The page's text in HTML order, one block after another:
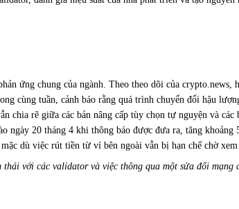
ứng chung của ngành. Theo theo dõi của crypto.news,
cùng tuần, cảnh báo rằng quá trình chuyển đổi hậu
rẽ giữa các bản nâng cấp tùy chọn tự nguyện và
20 tháng 4 khi thông báo được đưa ra, tăng
dù việc rút tiền từ ví bên ngoài vẫn bị hạn chế chờ
với các validator và việc thông qua một sửa đổi